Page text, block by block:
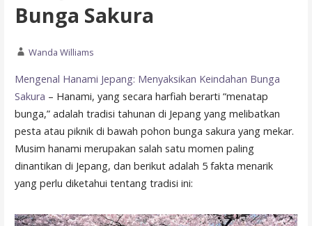
Bunga Sakura
Wanda Williams
Mengenal Hanami Jepang: Menyaksikan Keindahan Bunga
Sakura – Hanami, yang secara harfiah berarti “menatap
bunga,” adalah tradisi tahunan di Jepang yang melibatkan
pesta atau piknik di bawah pohon bunga sakura yang mekar.
Musim hanami merupakan salah satu momen paling
dinantikan di Jepang, dan berikut adalah 5 fakta menarik
yang perlu diketahui tentang tradisi ini: